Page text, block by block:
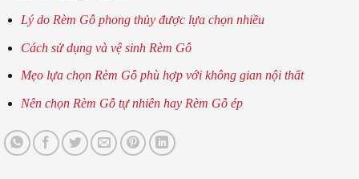
Lý do Rèm Gỗ phong thủy được lựa chọn nhiều
Cách sử dụng và vệ sinh Rèm Gỗ
Mẹo lựa chọn Rèm Gỗ phù hợp với không gian nội thất
Nên chọn Rèm Gỗ tự nhiên hay Rèm Gỗ ép